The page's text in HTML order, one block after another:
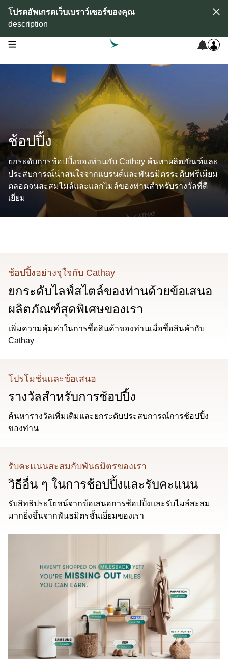
โปรดอัพเกรดเว็บเบราว์เซอร์ของคุณ
description
open navigation menu
ช้อปปิ้ง
ยกระดับการช้อปปิ้งของท่านกับ Cathay ค้นหาผลิตภัณฑ์และ
ประสบการณ์น่าสนใจจากแบรนด์และพันธมิตรระดับพรีเมียม
ตลอดจนสะสมไมล์และแลกไมล์ของท่านสำหรับรางวัลที่ดี
เยี่ยม
ช้อปปิ้งอย่างจุใจกับ Cathay
ยกระดับไลฟ์สไตล์ของท่านด้วยข้อเสนอ
ผลิตภัณฑ์สุดพิเศษของเรา
เพิ่มความคุ้มค่าในการซื้อสินค้าของท่านเมื่อซื้อสินค้ากับ
Cathay
โปรโมชั่นและข้อเสนอ
รางวัลสําหรับการช้อปปิ้ง
ค้นหารางวัลเพิ่มเติมและยกระดับประสบการณ์การช้อปปิ้ง
ของท่าน
รับคะแนนสะสมกับพันธมิตรของเรา
วิธีอื่น ๆ ในการช้อปปิ้งและรับคะแนน
รับสิทธิประโยชน์จากข้อเสนอการช้อปปิ้งและรับไมล์สะสม
มากยิ่งขึ้นจากพันธมิตรชั้นเยี่ยมของเรา